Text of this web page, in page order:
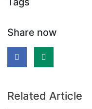
Share now
Related Article